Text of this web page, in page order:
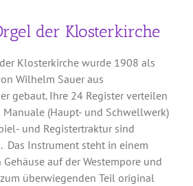
der Klosterkirche
Klosterkirche wurde 1908 als
Wilhelm Sauer aus
gebaut. Ihre 24 Register verteilen
Manuale (Haupt- und Schwellwerk)
und Registertraktur sind
Das Instrument steht in einem
auf der Westempore und
überwiegenden Teil original